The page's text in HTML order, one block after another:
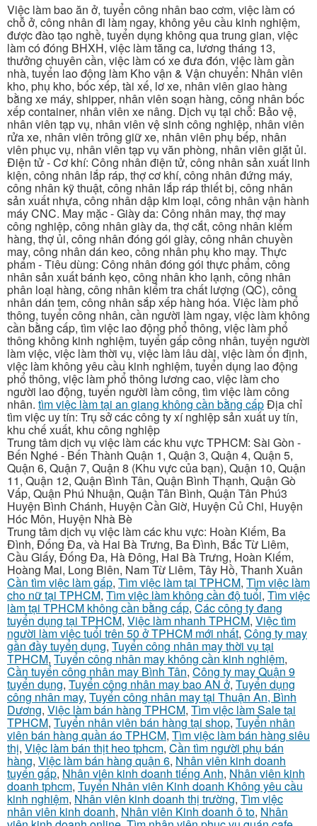
Việc làm bao ăn ở, tuyển công nhân bao cơm, việc làm có
chỗ ở, công nhân đi làm ngay, không yêu cầu kinh nghiệm,
được đào tạo nghề, tuyển dụng không qua trung gian, việc
làm có đóng BHXH, việc làm tăng ca, lương tháng 13,
thưởng chuyên cần, việc làm có xe đưa đón, việc làm gần
nhà, tuyển lao động làm Kho vận & Vận chuyển: Nhân viên
kho, phụ kho, bốc xếp, tài xế, lơ xe, nhân viên giao hàng
bằng xe máy, shipper, nhân viên soạn hàng, công nhân bốc
xếp container, nhân viên xe nâng. Dịch vụ tại chỗ: Bảo vệ,
nhân viên tạp vụ, nhân viên vệ sinh công nghiệp, nhân viên
rửa xe, nhân viên trông giữ xe, nhân viên phụ bếp, nhân
viên phục vụ, nhân viên tạp vụ văn phòng, nhân viên giặt ủi.
Điện tử - Cơ khí: Công nhân điện tử, công nhân sản xuất linh
kiện, công nhân lắp ráp, thợ cơ khí, công nhân đứng máy,
công nhân kỹ thuật, công nhân lắp ráp thiết bị, công nhân
sản xuất nhựa, công nhân dập kim loại, công nhân vận hành
máy CNC. May mặc - Giày da: Công nhân may, thợ may
công nghiệp, công nhân giày da, thợ cắt, công nhân kiểm
hàng, thợ ủi, công nhân đóng gói giày, công nhân chuyền
may, công nhân dán keo, công nhân phụ kho may. Thực
phẩm - Tiêu dùng: Công nhân đóng gói thực phẩm, công
nhân sản xuất bánh kẹo, công nhân kho lạnh, công nhân
phân loại hàng, công nhân kiểm tra chất lượng (QC), công
nhân dán tem, công nhân sắp xếp hàng hóa. Việc làm phổ
thông, tuyển công nhân, cần người làm ngay, việc làm không
cần bằng cấp, tìm việc lao động phổ thông, việc làm phổ
thông không kinh nghiệm, tuyển gấp công nhân, tuyển người
làm việc, việc làm thời vụ, việc làm lâu dài, việc làm ổn định,
việc làm không yêu cầu kinh nghiệm, tuyển dụng lao động
phổ thông, việc làm phổ thông lương cao, việc làm cho
người lao động, tuyển người làm công, tìm việc làm công
nhân. tìm việc làm tại an giang không cần bằng cấpĐịa chỉ
tìm việc uy tín: Trụ sở các công ty xí nghiệp sản xuất uy tín,
khu chế xuất, khu công nghiệp
Trung tâm dịch vụ việc làm các khu vực TPHCM: Sài Gòn -
Bến Nghé - Bến Thành Quận 1, Quận 3, Quận 4, Quận 5,
Quận 6, Quận 7, Quận 8 (Khu vực của bạn), Quận 10, Quận
11, Quận 12, Quận Bình Tân, Quận Bình Thạnh, Quận Gò
Vấp, Quận Phú Nhuận, Quận Tân Bình, Quận Tân Phú3
Huyện Bình Chánh, Huyện Cần Giờ, Huyện Củ Chi, Huyện
Hóc Môn, Huyện Nhà Bè
Trung tâm dịch vụ việc làm các khu vực: Hoàn Kiếm, Ba
Đình, Đống Đa, và Hai Bà Trưng, Ba Đình, Bắc Từ Liêm,
Cầu Giấy, Đống Đa, Hà Đông, Hai Bà Trưng, Hoàn Kiếm,
Hoàng Mai, Long Biên, Nam Từ Liêm, Tây Hồ, Thanh Xuân
Cần tìm việc làm gấp, Tìm việc làm tại TPHCM, Tìm việc làm
cho nữ tại TPHCM, Tìm việc làm không cần độ tuổi, Tìm việc
làm tại TPHCM không cần bằng cấp, Các công ty đang
tuyển dụng tại TPHCM, Việc làm nhanh TPHCM, Việc tìm
người làm việc tuổi trên 50 ở TPHCM mới nhất, Công ty may
gần đầy tuyển dụng, Tuyển công nhân may thời vụ tại
TPHCM, Tuyển công nhân may không cần kinh nghiệm,
Cần tuyển công nhân may Bình Tân, Công ty may Quận 9
tuyển dụng, Tuyển công nhân may bao AN ở, Tuyển dụng
công nhân may, Tuyển công nhân may tại Thuận An, Bình
Dương, Việc làm bán hàng TPHCM, Tìm việc làm Sale tại
TPHCM, Tuyển nhân viên bán hàng tại shop, Tuyển nhân
viên bán hàng quần áo TPHCM, Tìm việc làm bán hàng siêu
thị, Việc làm bán thịt heo tphcm, Cần tìm người phụ bán
hàng, Việc làm bán hàng quận 6, Nhân viên kinh doanh
tuyển gấp, Nhân viên kinh doanh tiếng Anh, Nhân viên kinh
doanh tphcm, Tuyển Nhân viên Kinh doanh Không yêu cầu
kinh nghiệm, Nhân viên kinh doanh thị trường, Tìm việc
nhân viên kinh doanh, Nhân viên Kinh doanh ô to, Nhân